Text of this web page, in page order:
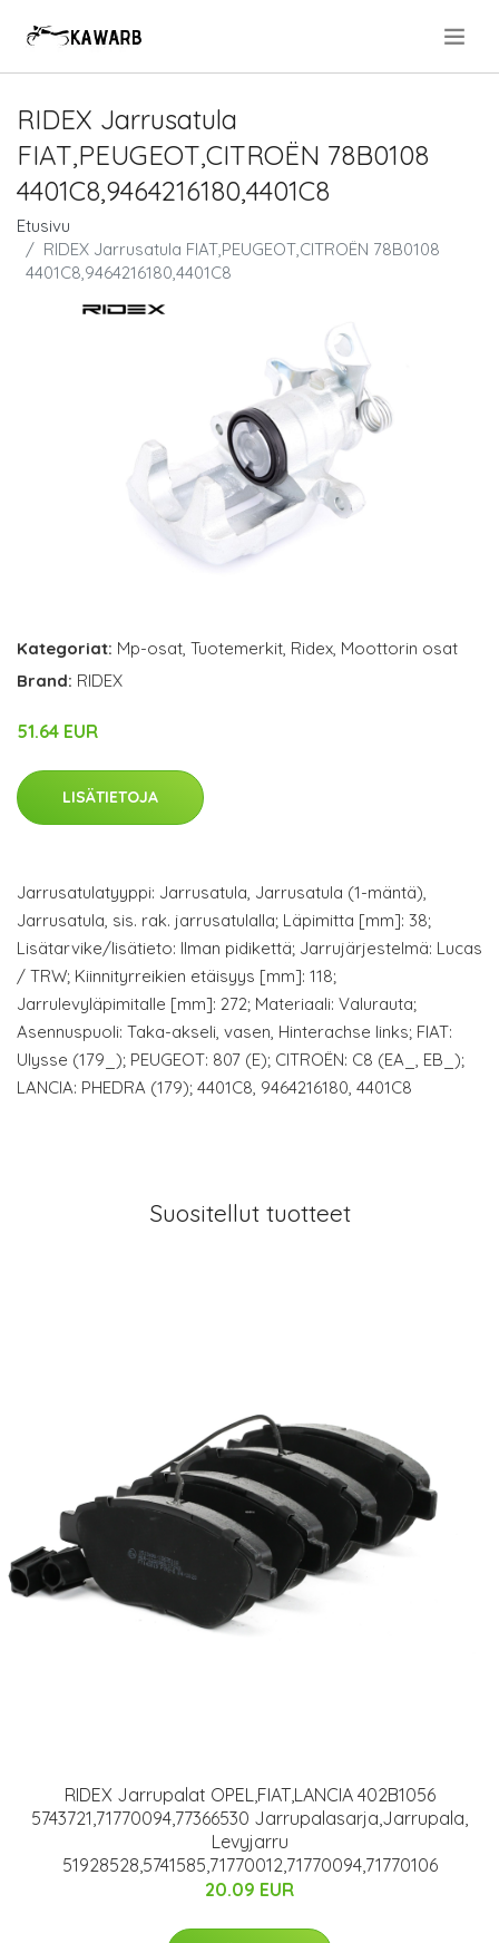
RIDEX Jarrusatula
FIAT,PEUGEOT,CITROËN 78B0108
4401C8,9464216180,4401C8
Etusivu
RIDEX Jarrusatula FIAT,PEUGEOT,CITROËN 78B0108
4401C8,9464216180,4401C8
Kategoriat: Mp-osat, Tuotemerkit, Ridex, Moottorin osat
Brand: RIDEX
51.64 EUR
LISÄTIETOJA
Jarrusatulatyyppi: Jarrusatula, Jarrusatula (1-mäntä),
Jarrusatula, sis. rak. jarrusatulalla; Läpimitta [mm]: 38;
Lisätarvike/lisätieto: Ilman pidikettä; Jarrujärjestelmä: Lucas
/ TRW; Kiinnityrreikien etäisyys [mm]: 118;
Jarrulevyläpimitalle [mm]: 272; Materiaali: Valurauta;
Asennuspuoli: Taka-akseli, vasen, Hinterachse links; FIAT:
Ulysse (179_); PEUGEOT: 807 (E); CITROËN: C8 (EA_, EB_);
LANCIA: PHEDRA (179); 4401C8, 9464216180, 4401C8
Suositellut tuotteet
RIDEX Jarrupalat OPEL,FIAT,LANCIA 402B1056
5743721,71770094,77366530 Jarrupalasarja,Jarrupala,
Levyjarru
51928528,5741585,71770012,71770094,71770106
20.09 EUR